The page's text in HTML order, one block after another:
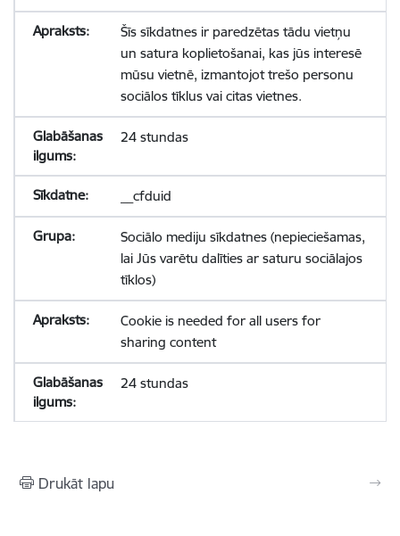
Šīs sīkdatnes ir paredzētas tādu vietņu
un satura koplietošanai, kas jūs interesē
mūsu vietnē, izmantojot trešo personu
sociālos tīklus vai citas vietnes.
24 stundas
__cfduid
Sociālo mediju sīkdatnes (nepieciešamas,
lai Jūs varētu dalīties ar saturu sociālajos
tīklos)
Cookie is needed for all users for
sharing content
24 stundas
Drukāt lapu